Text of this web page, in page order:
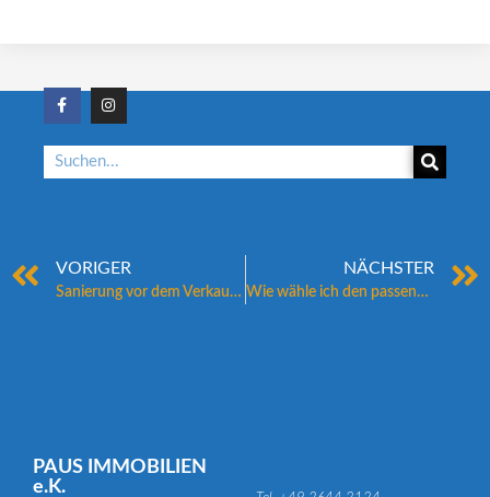
VORIGER
Sanierung vor dem Verkauf – Was sich für Verkäufer lohnt
NÄCHSTER
Wie wähle ich den passenden Käufer aus?
PAUS IMMOBILIEN
e.K.